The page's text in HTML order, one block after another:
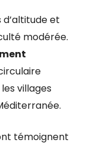
et
modérée.
villages
témoignent